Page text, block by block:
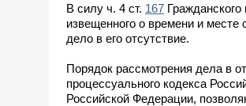
В силу ч. 4 ст. 167
извещенного о времени и
дело в его отсутствие.
Порядок рассмотрения дела в
процессуального кодекса
Российской Федерации,